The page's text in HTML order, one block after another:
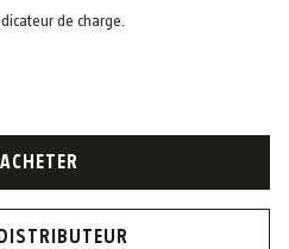
de charge.